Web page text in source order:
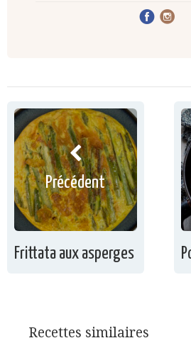
Précédent
Frittata aux asperges
Recettes similaires